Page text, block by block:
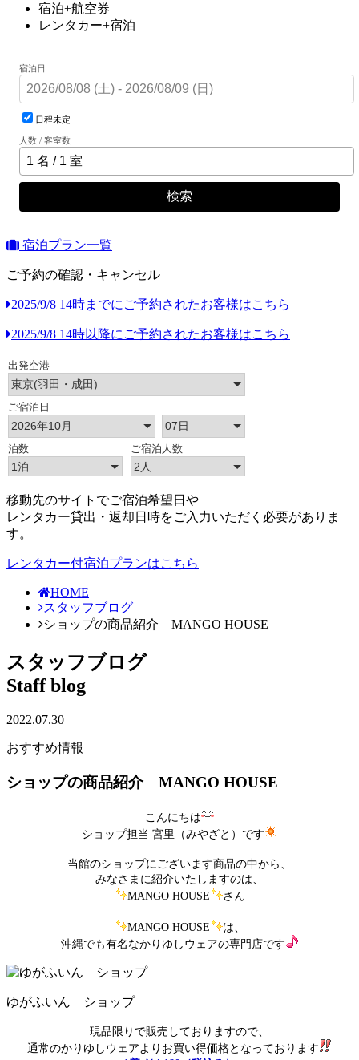
宿泊+航空券
レンタカー+宿泊
宿泊日
日程未定
人数 / 客室数
検索
宿泊プラン一覧
ご予約の確認・キャンセル
2025/9/8 14時までにご予約されたお客様はこちら
2025/9/8 14時以降にご予約されたお客様はこちら
移動先のサイトでご宿泊希望日や
レンタカー貸出・返却日時をご入力いただく必要がありま
す。
レンタカー付宿泊プランはこちら
HOME
スタッフブログ
ショップの商品紹介 MANGO HOUSE
スタッフブログ
Staff blog
2022.07.30
おすすめ情報
ショップの商品紹介 MANGO HOUSE
こんにちは
ショップ担当 宮里（みやざと）です
当館のショップにございます商品の中から、
みなさまに紹介いたしますのは、
MANGO HOUSE
さん
MANGO HOUSE
は、
沖縄でも有名なかりゆしウェアの専門店です
ゆがふいん ショップ
現品限りで販売しておりますので、
通常のかりゆしウェアよりお買い得価格となっております